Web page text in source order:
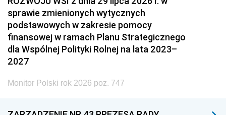
sprawie zmienionych wytycznych
podstawowych w zakresie pomocy
finansowej w ramach Planu Strategicznego
dla Wspólnej Polityki Rolnej na lata 2023–
2027
Monitor Polski rok 2026 poz. 747